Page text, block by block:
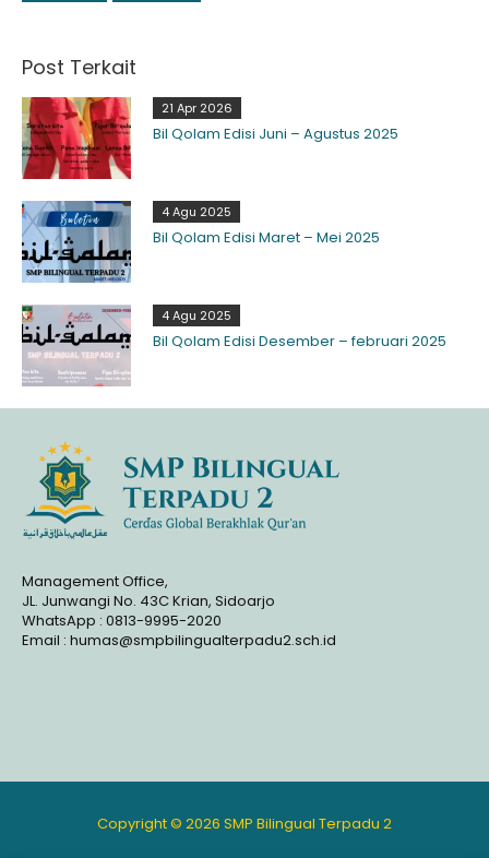
Post Terkait
21 Apr 2026
Bil Qolam Edisi Juni – Agustus 2025
4 Agu 2025
Bil Qolam Edisi Maret – Mei 2025
4 Agu 2025
Bil Qolam Edisi Desember – februari 2025
Management Office,
JL. Junwangi No. 43C Krian, Sidoarjo
WhatsApp : 0813-9995-2020
Email : humas@smpbilingualterpadu2.sch.id
Copyright © 2026 SMP Bilingual Terpadu 2